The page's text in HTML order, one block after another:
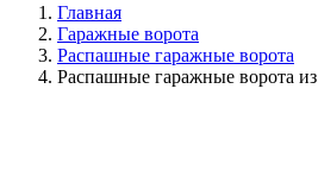
Главная
Гаражные ворота
Распашные гаражные ворота
Распашные гаражные ворота